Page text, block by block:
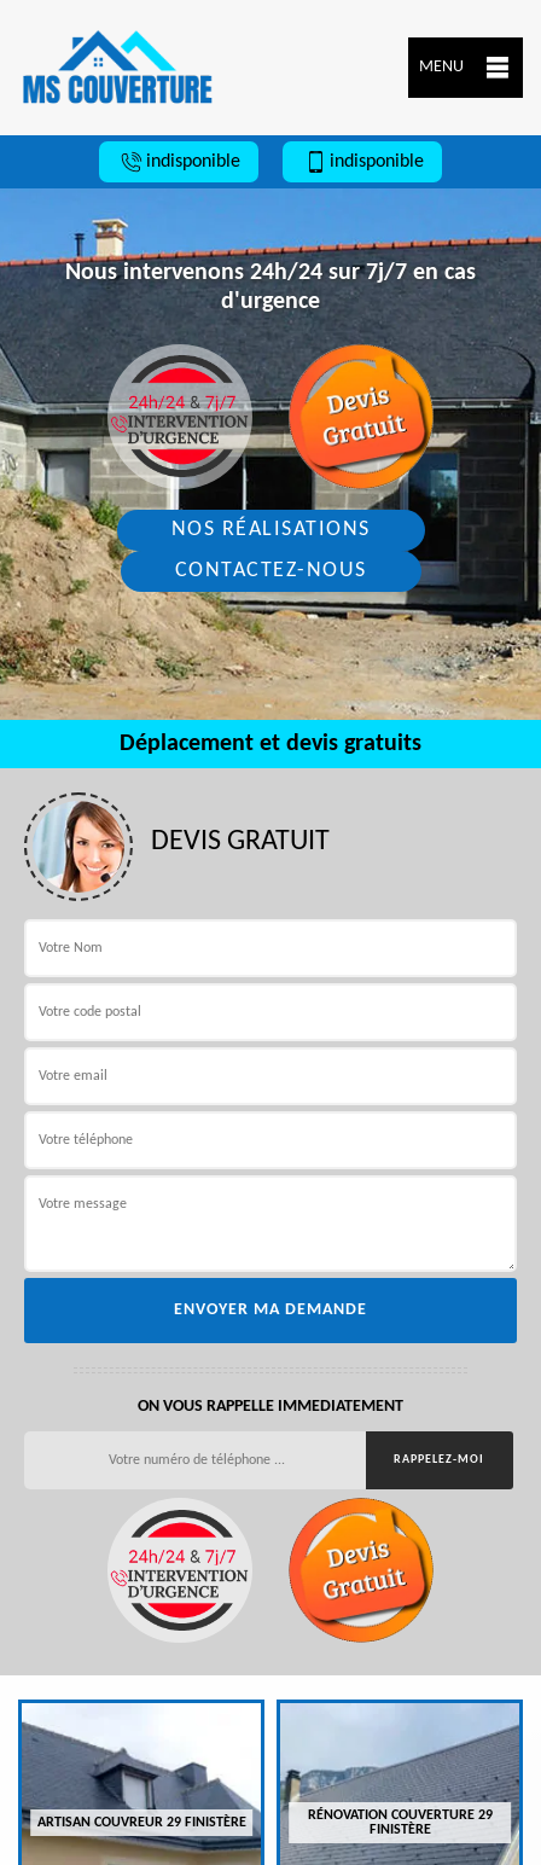
MENU
indisponible indisponible
Nous intervenons 24h/24 sur 7j/7 en cas
d'urgence
NOS RÉALISATIONS
CONTACTEZ-NOUS
Déplacement et devis gratuits
DEVIS GRATUIT
ON VOUS RAPPELLE IMMEDIATEMENT
ARTISAN COUVREUR 29 FINISTÈRE
RÉNOVATION COUVERTURE 29
FINISTÈRE